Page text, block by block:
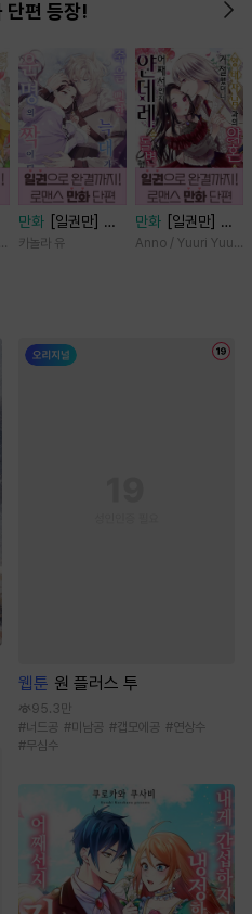
단편 등장!
만화
[일권만] 죽
을 뻔한 늑대가 운
카놀라 유
만화
[일권만] 왕
태자님과의 약혼을
Anno / Yuuri
웹툰 원 플러스 투
95.3만
#너드공 #미남공 #갭모에공 #연상수
#무심수